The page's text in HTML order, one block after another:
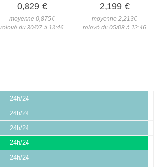
0,829 €
moyenne 0,875€
relevé du 30/07 à 13:46
2,199 €
moyenne 2,213€
relevé du 05/08 à 12:46
24h/24
24h/24
24h/24
24h/24
24h/24